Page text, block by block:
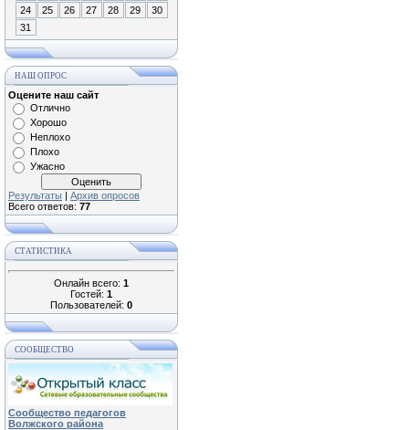
24
25 26 27 28 29
30
31
НАШ ОПРОС
Оцените наш сайт
Отлично
Хорошо
Неплохо
Плохо
Ужасно
Результаты | Архив опросов
Всего ответов: 77
СТАТИСТИКА
Онлайн всего: 1
Гостей: 1
Пользователей: 0
СООБЩЕСТВО
Сообщество педагогов
Волжского района